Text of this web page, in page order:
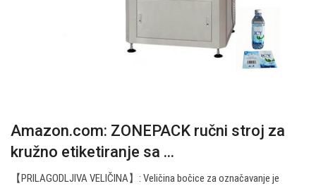
Amazon.com: ZONEPACK ručni stroj za
kružno etiketiranje sa ...
【PRILAGODLJIVA VELIČINA】: Veličina bočice za označavanje je